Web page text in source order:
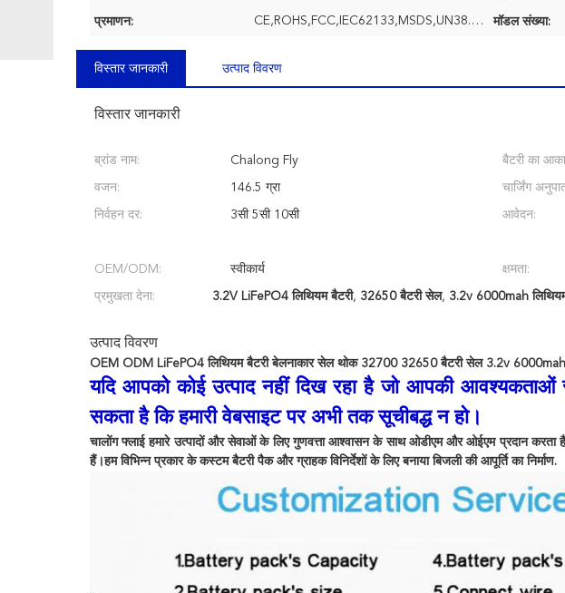
प्रमाणन: CE,ROHS,FCC,IEC62133,MSDS,UN38.3, UL, etc मॉडल संख्या:
विस्तार जानकारी उत्पाद विवरण
विस्तार जानकारी
ब्रांड नाम: Chalong Fly बैटरी का
वजन: 146.5 ग्रा चार्जिंग
निर्वहन दर: 3सी 5सी 10सी आवेदन:
OEM/ODM: स्वीकार्य क्षमता:
प्रमुखता देना: 3.2V LiFePO4 लिथियम बैटरी, 32650 बैटरी सेल, 3.2v 6000mah
उत्पाद विवरण
OEM ODM LiFePO4 लिथियम बैटरी बेलनाकार सेल थोक 32700 32650 बैटरी सेल 3.2v 6000mah
यदि आपको कोई उत्पाद नहीं दिख रहा है जो आपकी
सकता है कि हमारी वेबसाइट पर अभी तक सूचीबद्ध न हो।
चालोंग फ्लाई हमारे उत्पादों और सेवाओं के लिए गुणवत्ता आश्वासन के साथ ओडीएम और ओईएम प्रदान करता
हैं।हम विभिन्न प्रकार के कस्टम बैटरी पैक और ग्राहक विनिर्देशों के लिए बनाया बिजली की आपूर्ति का निर्माण.